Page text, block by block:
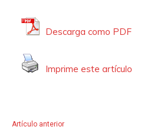
Descarga como PDF
Imprime este artículo
Artículo anterior